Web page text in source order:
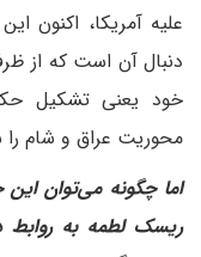
علیه آمریکا، اکنون
دنبال آن است که از
خود یعنی تشکیل
محوریت عراق و شام
‌اما چگونه می‌توان این
ریسک لطمه به روابط